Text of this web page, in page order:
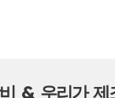
& 우리가 제